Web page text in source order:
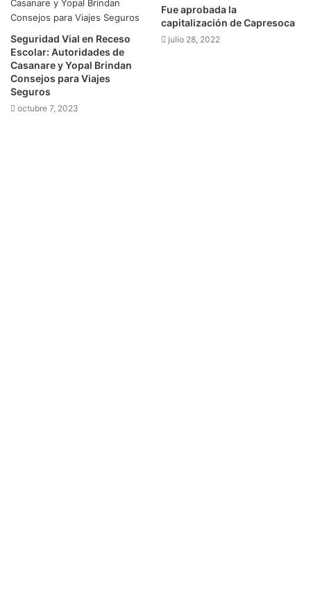
Seguridad Vial en Receso
Escolar: Autoridades de
Casanare y Yopal Brindan
Consejos para Viajes
Seguros
octubre 7, 2023
Fue aprobada la
capitalización de Capresoca
julio 28, 2022